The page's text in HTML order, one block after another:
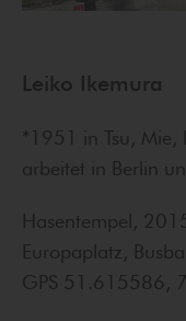
Leiko Ikemura
*1951 in Tsu, Mie,
arbeitet in Berlin
Hasentempel,
Europaplatz,
GPS 51.615586,